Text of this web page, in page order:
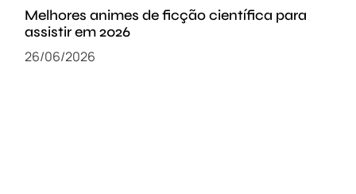
Melhores animes de ficção científica para
assistir em 2026
26/06/2026